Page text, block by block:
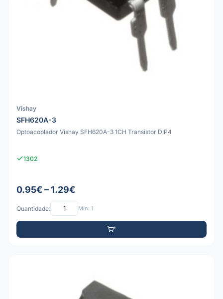
Vishay
SFH620A-3
Optoacoplador Vishay SFH620A-3 1CH Transistor DIP4
1302
0.95€ – 1.29€
Quantidade: Mín: 1